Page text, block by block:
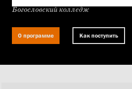
Богословский колледж
О программе Как поступить